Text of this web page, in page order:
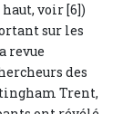
voir [6])
sur les
revue
des
Trent,